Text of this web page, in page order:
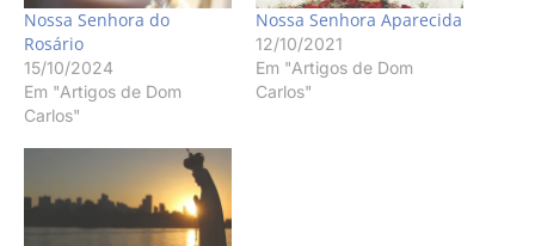
Nossa Senhora do
Rosário
15/10/2024
Em "Artigos de Dom
Carlos"
Nossa Senhora Aparecida
12/10/2021
Em "Artigos de Dom
Carlos"